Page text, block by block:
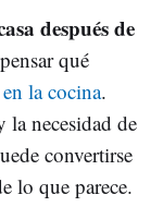
después de
qué
la cocina.
la necesidad de
convertirse
lo que parece.